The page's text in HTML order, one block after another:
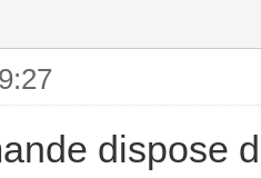
dispose